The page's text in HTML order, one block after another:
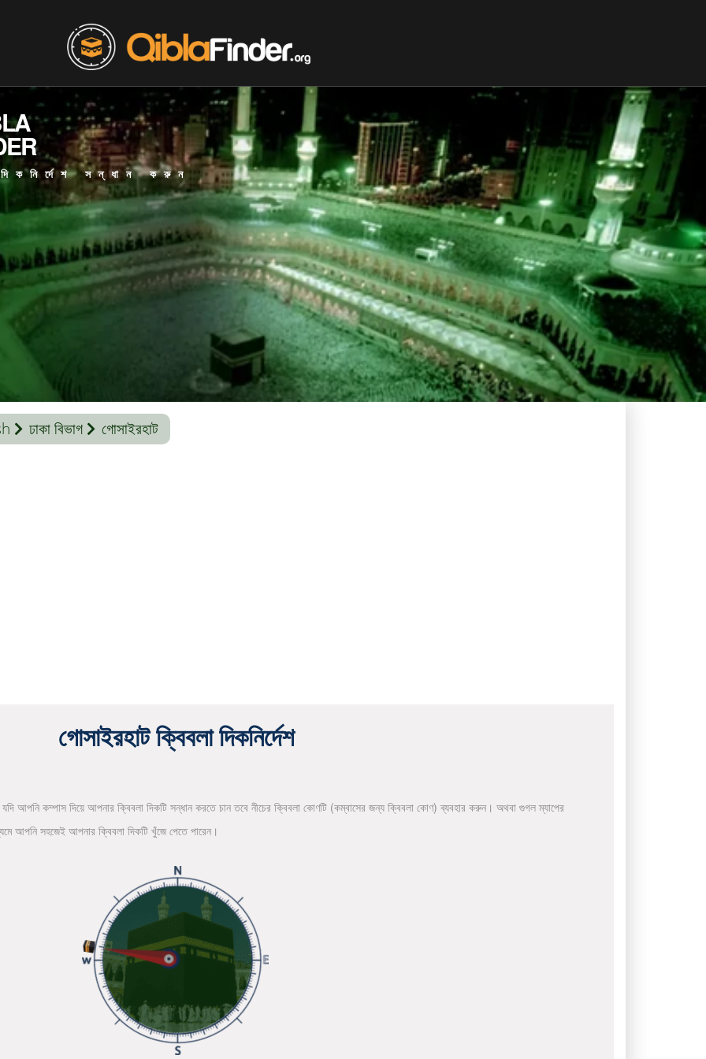
সন্ধান করুন
ঢাকা বিভাগ গোসাইরহাট
গোসাইরহাট ক্বিবলা দিকনির্দেশ
আপনি কম্পাস দিয়ে আপনার ক্বিবলা দিকটি সন্ধান করতে চান তবে নীচের ক্বিবলা কোণটি (কম্বাসের জন্য ক্বিবলা কোণ) ব্যবহার করুন। অথবা গুগল ম্যাপের
আপনি সহজেই আপনার ক্বিবলা দিকটি খুঁজে পেতে পারেন।